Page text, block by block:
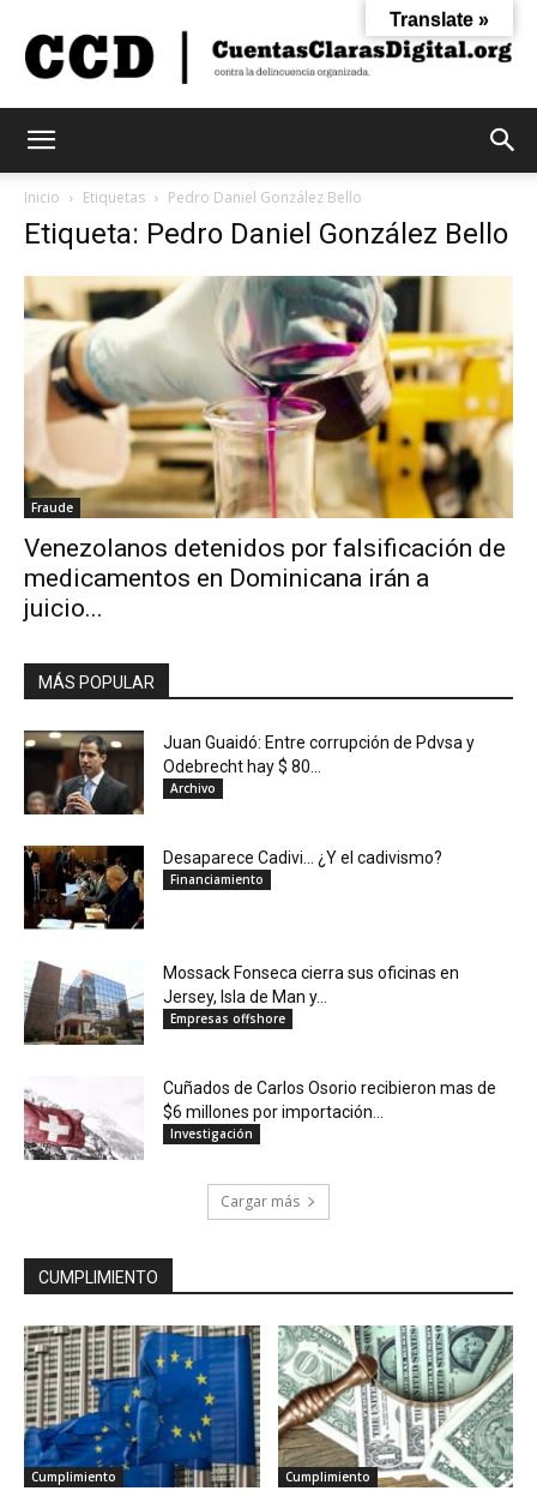
Digital
Inicio Etiquetas Pedro Daniel González Bello
Etiqueta: Pedro Daniel González Bello
Fraude
Venezolanos detenidos por falsificación de
medicamentos en Dominicana irán a
juicio...
MÁS POPULAR
Juan Guaidó: Entre corrupción de Pdvsa y
Odebrecht hay $ 80...
Archivo
Desaparece Cadivi… ¿Y el cadivismo?
Financiamiento
Mossack Fonseca cierra sus oficinas en
Jersey, Isla de Man y...
Empresas offshore
Cuñados de Carlos Osorio recibieron mas de
$6 millones por importación...
Investigación
Cargar más
CUMPLIMIENTO
Cumplimiento Cumplimiento
Translate »